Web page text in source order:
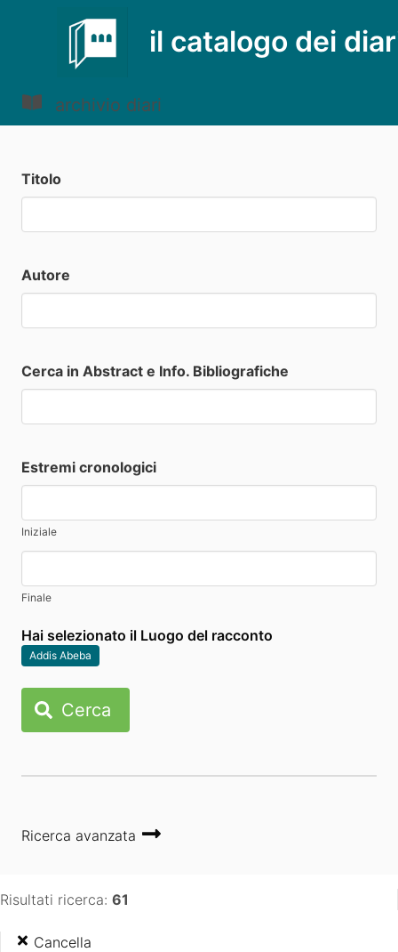
il catalogo dei
archivio diari
Titolo
Autore
Cerca in Abstract e Info. Bibliografiche
Estremi cronologici
Iniziale
Finale
Hai selezionato il Luogo del racconto
Addis Abeba
Cerca
Ricerca avanzata
Risultati ricerca: 61
Cancella